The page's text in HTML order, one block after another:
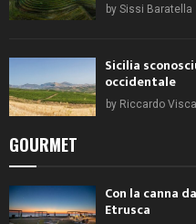
by Sissi Baratella
Sicilia
occidentale
by Riccardo
GOURMET
Con la canna
Etrusca